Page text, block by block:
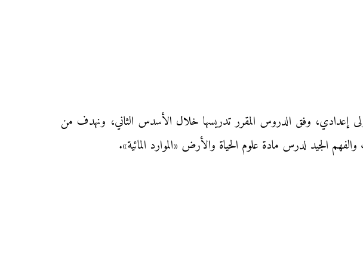
إعدادي، وفق الدروس المقرر تدريسها خلال الأسدس الثاني، ونهدف من
الجيد لدرس مادة علوم الحياة والأرض «الموارد المائية».